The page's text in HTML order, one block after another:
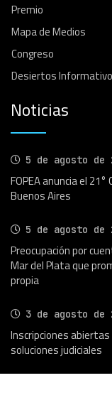
Premio
Mapa de Medios
Congreso
Desiertos
Noticias
5 de agosto de
FOPEA anuncia el
Buenos Aires
5 de agosto de
Preocupación por
Mar del Plata que
propia
3 de agosto de
Inscripciones
soluciones judiciales